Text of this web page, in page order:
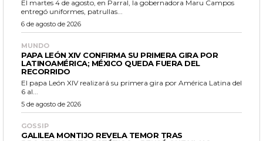
El martes 4 de agosto, en Parral, la gobernadora Maru Campos
entregó uniformes, patrullas...
6 de agosto de 2026
MUNDO
PAPA LEÓN XIV CONFIRMA SU PRIMERA GIRA POR
LATINOAMÉRICA; MÉXICO QUEDA FUERA DEL
RECORRIDO
El papa León XIV realizará su primera gira por América Latina del
6 al...
5 de agosto de 2026
GOSSIP
GALILEA MONTIJO REVELA TEMOR TRAS